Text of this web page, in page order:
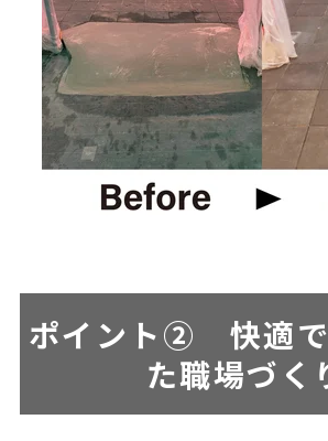
ポイント② 快適
た職場づく